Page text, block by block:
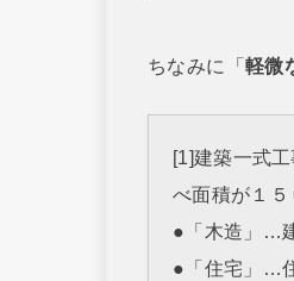
ちなみに「軽微
[1]建築一式
べ面積が１
●「木造」…
●「住宅」…